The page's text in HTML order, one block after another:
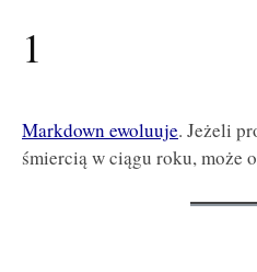
1
Markdown ewoluuje. Jeżeli
śmiercią w ciągu roku, może